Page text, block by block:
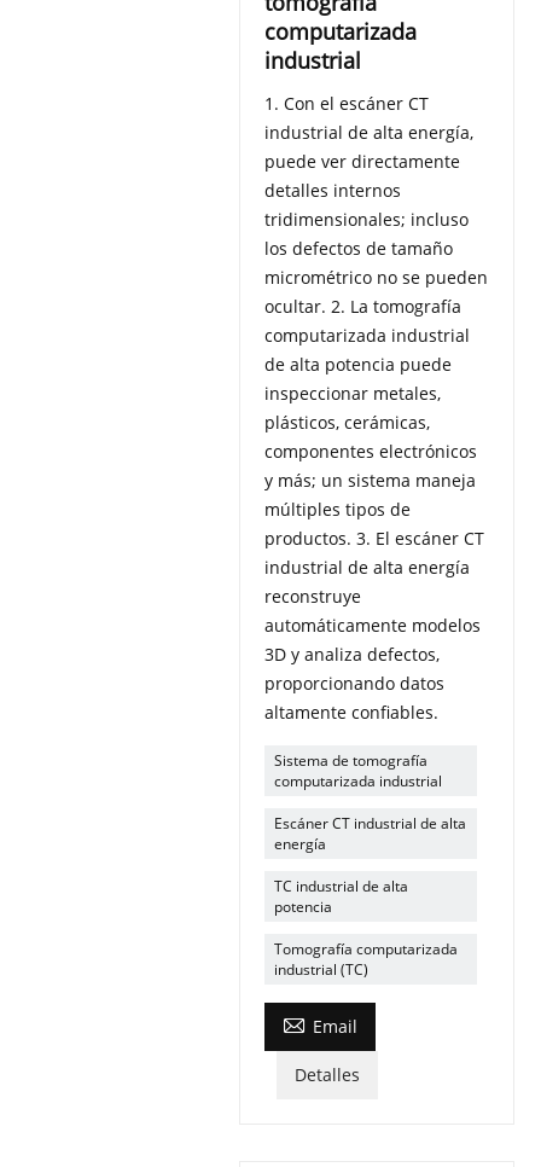
computarizada
industrial
1. Con el escáner CT
industrial de alta energía,
puede ver directamente
detalles internos
tridimensionales; incluso
los defectos de tamaño
micrométrico no se pueden
ocultar. 2. La tomografía
computarizada industrial
de alta potencia puede
inspeccionar metales,
plásticos, cerámicas,
componentes electrónicos
y más; un sistema maneja
múltiples tipos de
productos. 3. El escáner CT
industrial de alta energía
reconstruye
automáticamente modelos
3D y analiza defectos,
proporcionando datos
altamente confiables.
Sistema de tomografía
computarizada industrial
Escáner CT industrial de alta
energía
TC industrial de alta
potencia
Tomografía computarizada
industrial (TC)
 Email
Detalles